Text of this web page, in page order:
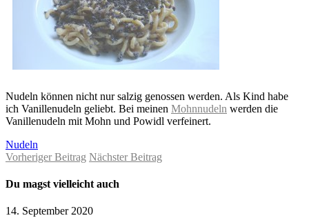
Nudeln können nicht nur salzig genossen werden. Als Kind habe
ich Vanillenudeln geliebt. Bei meinen Mohnnudeln werden die
Vanillenudeln mit Mohn und Powidl verfeinert.
Nudeln
Vorheriger Beitrag Nächster Beitrag
Du magst vielleicht auch
14. September 2020